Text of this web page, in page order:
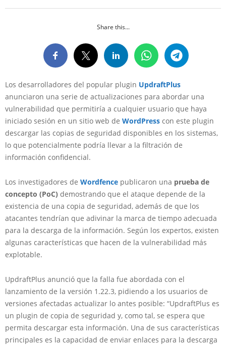
Share this...
Los desarrolladores del popular plugin UpdraftPlus
anunciaron una serie de actualizaciones para abordar una
vulnerabilidad que permitiría a cualquier usuario que haya
iniciado sesión en un sitio web de WordPress con este plugin
descargar las copias de seguridad disponibles en los sistemas,
lo que potencialmente podría llevar a la filtración de
información confidencial.
Los investigadores de Wordfence publicaron una prueba de
concepto (PoC) demostrando que el ataque depende de la
existencia de una copia de seguridad, además de que los
atacantes tendrían que adivinar la marca de tiempo adecuada
para la descarga de la información. Según los expertos, existen
algunas características que hacen de la vulnerabilidad más
explotable.
UpdraftPlus anunció que la falla fue abordada con el
lanzamiento de la versión 1.22.3, pidiendo a los usuarios de
versiones afectadas actualizar lo antes posible: “UpdraftPlus es
un plugin de copia de seguridad y, como tal, se espera que
permita descargar esta información. Una de sus características
principales es la capacidad de enviar enlaces para la descarga